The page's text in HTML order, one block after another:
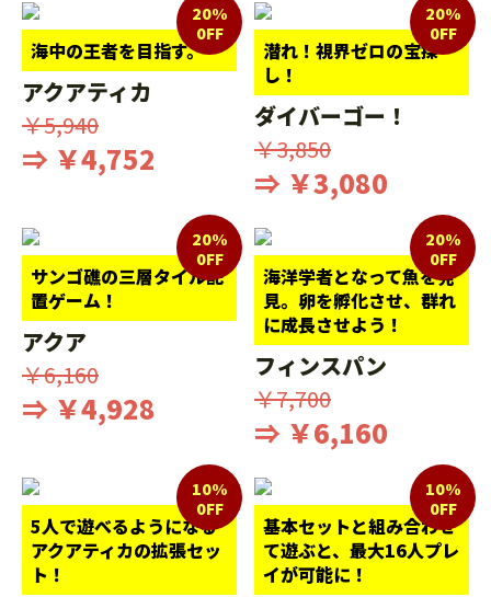
海中の王者を目指す。
20%
0FF
アクアティカ
￥5,940
⇒ ￥4,752
潜れ！視界ゼロの宝探
し！
20%
0FF
ダイバーゴー！
￥3,850
⇒ ￥3,080
サンゴ礁の三層タイル配
置ゲーム！
20%
0FF
アクア
￥6,160
⇒ ￥4,928
海洋学者となって魚を発
見。卵を孵化させ、群れ
に成長させよう！
20%
0FF
フィンスパン
￥7,700
⇒ ￥6,160
5人で遊べるようになる
アクアティカの拡張セッ
ト！
10%
0FF
基本セットと組み合わせ
て遊ぶと、最大16人プレ
イが可能に！
10%
0FF